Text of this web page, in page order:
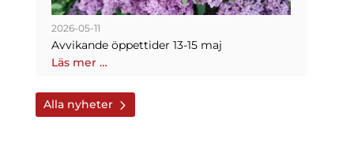
2026-05-11
Avvikande öppettider 13-15 maj
Läs mer …
Alla nyheter